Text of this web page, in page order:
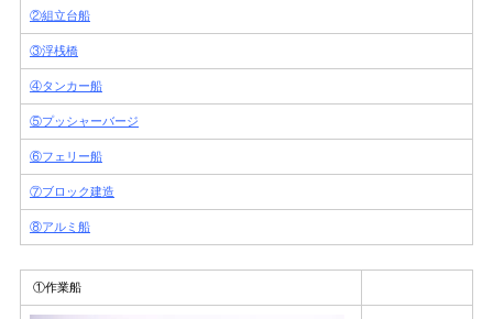
②組立台船
③浮桟橋
④タンカー船
⑤プッシャーバージ
⑥フェリー船
⑦ブロック建造
⑧アルミ船
①作業船